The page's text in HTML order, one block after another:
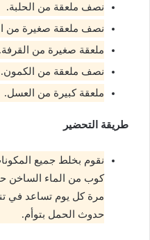
نصف ملعقة من الحلبة.
نصف ملعقة صغيرة من
ملعقة صغيرة من القرفة.
نصف ملعقة من الكمون.
ملعقة كبيرة من العسل.
طريقة التحضير
نقوم بخلط جميع
كوب من الماء الساخن
مرة كل يوم تساعد في
حدوث الحمل بتوأم.